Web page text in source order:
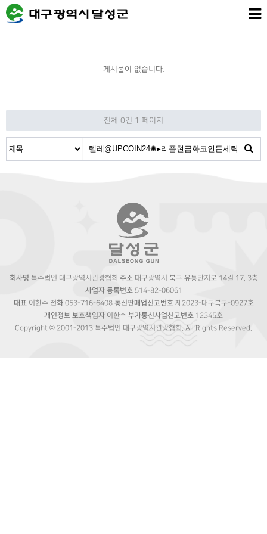
게시물이 없습니다.
전체 0건 1 페이지
회사명 특수법인 대구광역시관광협회 주소대구광역시 북구 유통단지로 14길 17, 3층
사업자 등록번호514-82-06061
대표이한수 전화053-716-6408 통신판매업신고번호제2023-대구북구-0927호
개인정보 보호책임자 이한수 부가통신사업신고번호 12345호
Copyright © 2001-2013 특수법인 대구광역시관광협회. All Rights Reserved.